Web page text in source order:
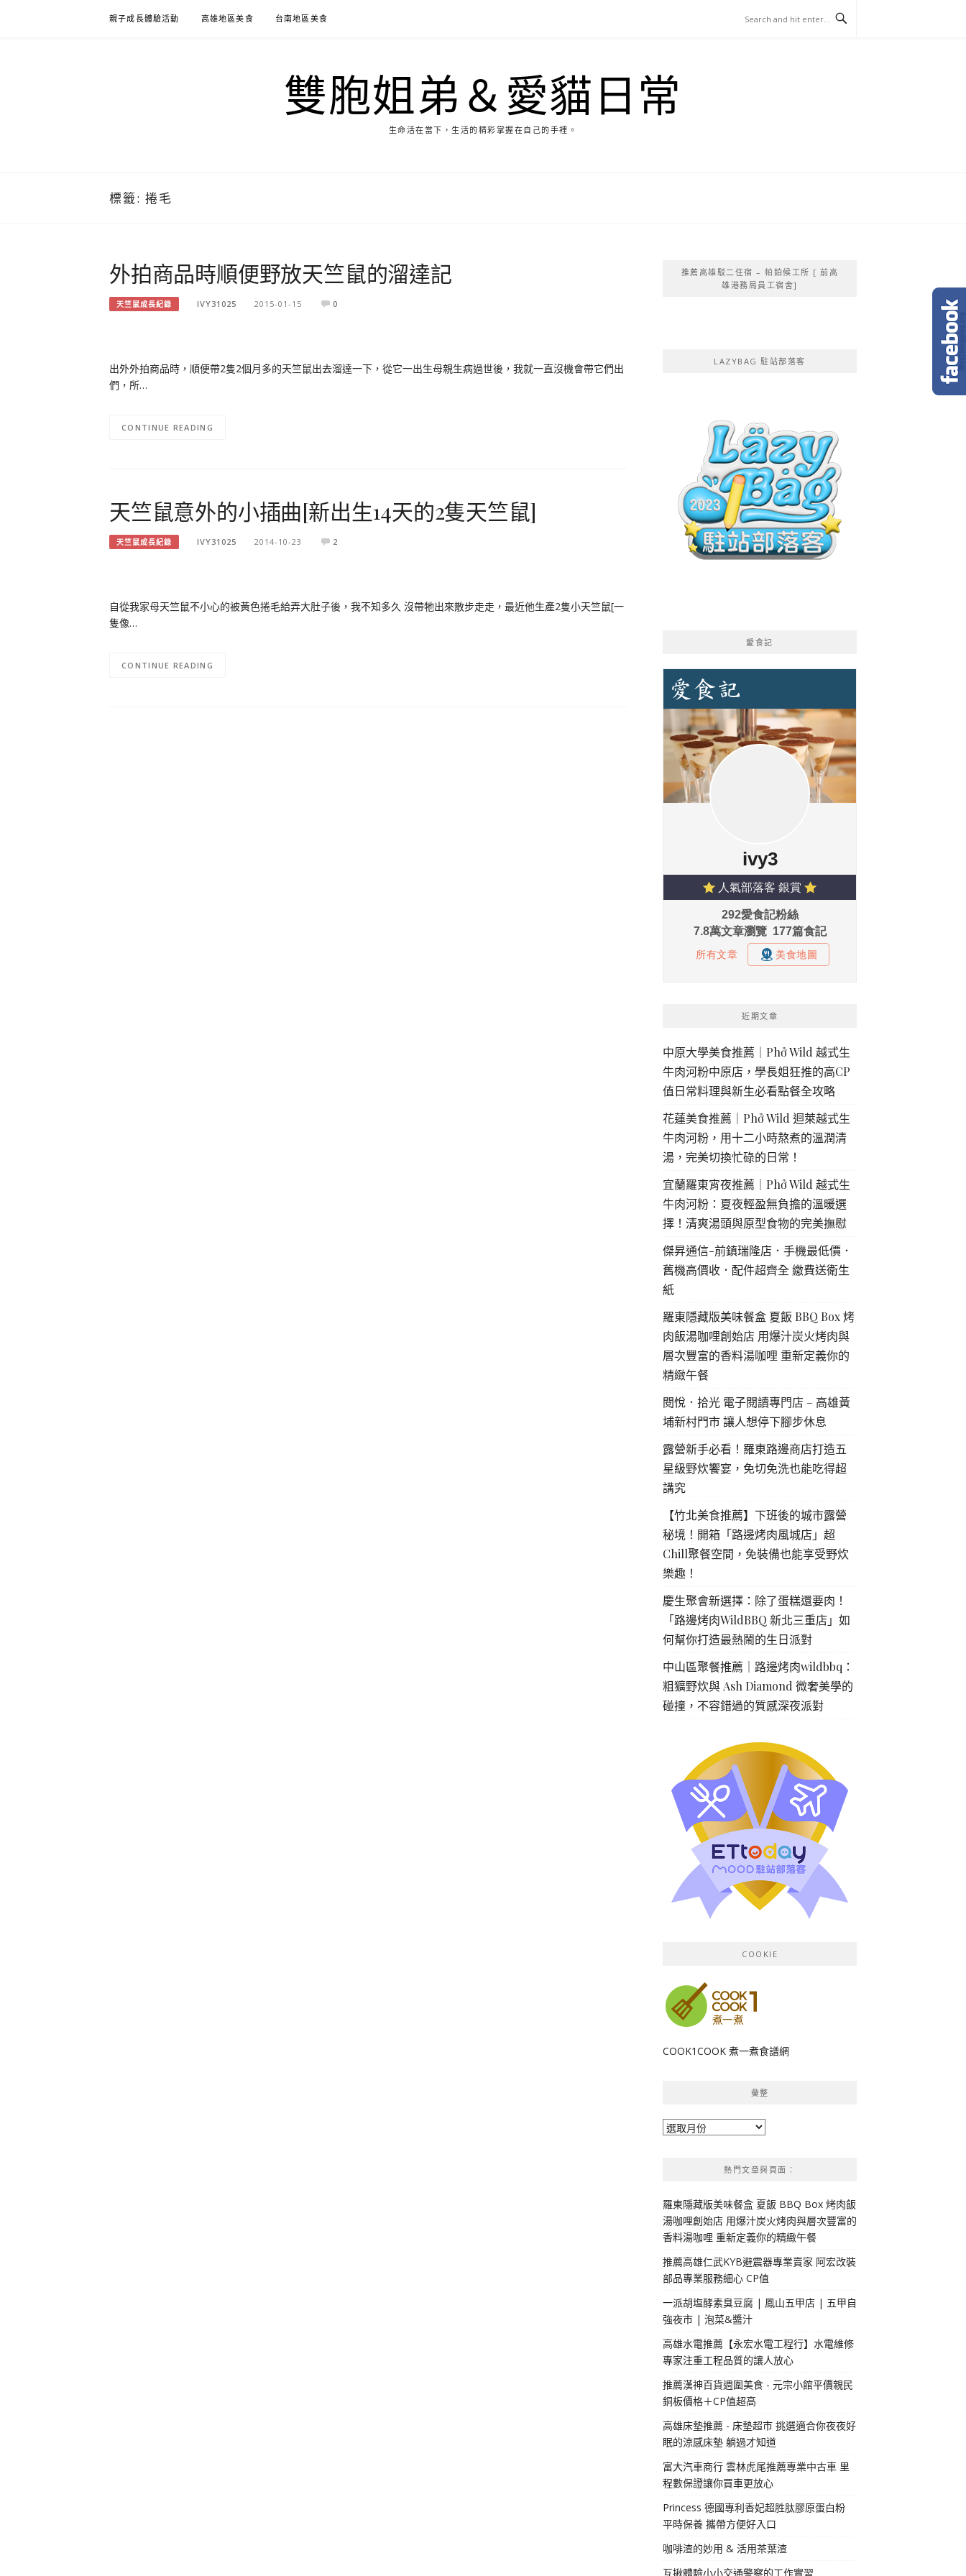
親子成長體驗活動 高雄地區美食 台南地區美食
雙胞姐弟＆愛貓日常
生命活在當下，生活的精彩掌握在自己的手裡。
標籤: 捲毛
外拍商品時順便野放天竺鼠的溜達記
天竺鼠成長紀錄 IVY31025 2015-01-15 0
出外外拍商品時，順便帶2隻2個月多的天竺鼠出去溜達一下，從它一出生母親生病過世後，我就一直沒機會帶它們出
們，所…
CONTINUE READING
天竺鼠意外的小插曲[新出生14天的2隻天竺鼠]
天竺鼠成長紀錄 IVY31025 2014-10-23 2
自從我家母天竺鼠不小心的被黃色捲毛給弄大肚子後，我不知多久 沒帶牠出來散步走走，最近他生產2隻小天竺鼠[一
隻像…
CONTINUE READING
推薦高雄駁二住宿 – 帕鉑候工所 [ 前高
雄港務局員工宿舍]
LAZYBAG 駐站部落客
愛食記
近期文章
中原大學美食推薦｜Phở Wild 越式生
牛肉河粉中原店，學長姐狂推的高CP
值日常料理與新生必看點餐全攻略
花蓮美食推薦｜Phở Wild 迴萊越式生
牛肉河粉，用十二小時熬煮的溫潤清
湯，完美切換忙碌的日常！
宜蘭羅東宵夜推薦｜Phở Wild 越式生
牛肉河粉：夏夜輕盈無負擔的溫暖選
擇！清爽湯頭與原型食物的完美撫慰
傑昇通信-前鎮瑞隆店．手機最低價．
舊機高價收．配件超齊全 繳費送衛生
紙
羅東隱藏版美味餐盒 夏飯 BBQ Box 烤
肉飯湯咖哩創始店 用爆汁炭火烤肉與
層次豐富的香料湯咖哩 重新定義你的
精緻午餐
閱悅．拾光 電子閱讀專門店 – 高雄黃
埔新村門市 讓人想停下腳步休息
露營新手必看！羅東路邊商店打造五
星級野炊饗宴，免切免洗也能吃得超
講究
【竹北美食推薦】下班後的城市露營
秘境！開箱「路邊烤肉風城店」超
Chill聚餐空間，免裝備也能享受野炊
樂趣！
慶生聚會新選擇：除了蛋糕還要肉！
「路邊烤肉WildBBQ 新北三重店」如
何幫你打造最熱鬧的生日派對
中山區聚餐推薦｜路邊烤肉wildbbq：
粗獷野炊與 Ash Diamond 微奢美學的
碰撞，不容錯過的質感深夜派對
COOKIE
COOK1COOK 煮一煮食譜網
彙整
彙
熱門文章與頁面︰
羅東隱藏版美味餐盒 夏飯 BBQ Box 烤肉飯
湯咖哩創始店 用爆汁炭火烤肉與層次豐富的
香料湯咖哩 重新定義你的精緻午餐
推薦高雄仁武KYB避震器專業賣家 阿宏改裝
部品專業服務細心 CP值
一派胡塩酵素臭豆腐 | 鳳山五甲店 | 五甲自
強夜市 | 泡菜&醬汁
高雄水電推薦【永宏水電工程行】水電維修
專家注重工程品質的讓人放心
推薦漢神百貨週圍美食 - 元宗小館平價親民
銅板價格＋CP值超高
高雄床墊推薦 - 床墊超市 挑選適合你夜夜好
眠的涼感床墊 躺過才知道
富大汽車商行 雲林虎尾推薦專業中古車 里
程數保證讓你買車更放心
Princess 德國專利香妃超胜肽膠原蛋白粉
平時保養 攜帶方便好入口
咖啡渣的妙用 & 活用茶葉渣
互揪體驗小小交通警察的工作實習